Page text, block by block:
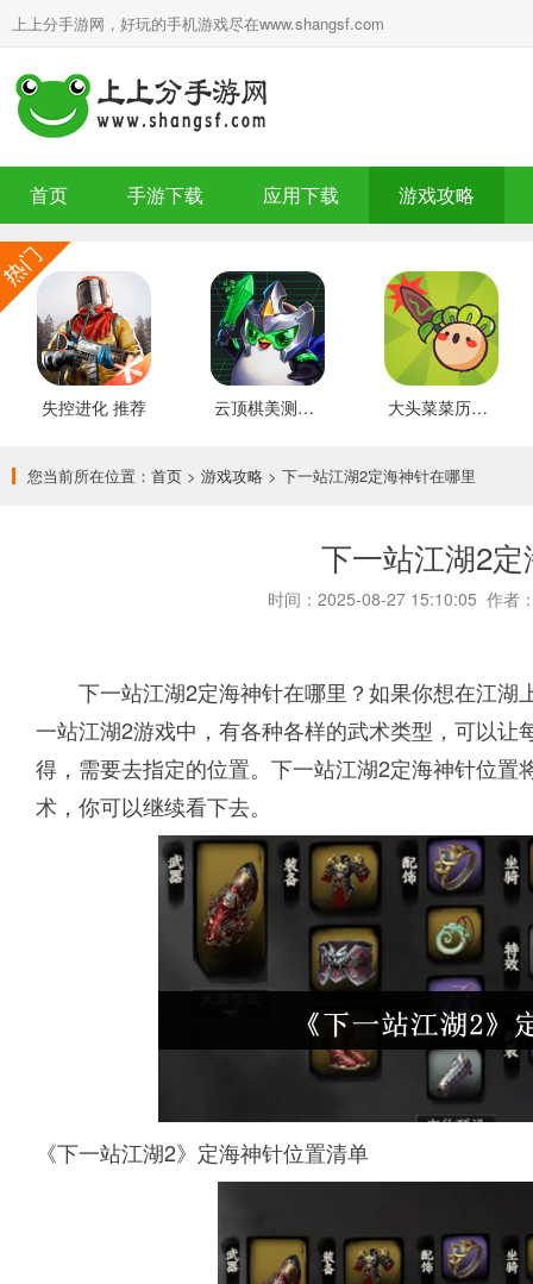
上上分手游网，好玩的手机游戏尽在www.shangsf.com
首页 手游下载 应用下载 游戏攻略
失控进化 推荐 云顶棋美测服 最新版 大头菜菜历险记 好玩的
您当前所在位置： 首页 > 游戏攻略 > 下一站江湖2定海神针在哪里
下一站江湖2
时间：2025-08-27 15:10:05 作者
下一站江湖2定海神针在哪里？如果你想在江
一站江湖2游戏中，有各种各样的武术类型，可以
得，需要去指定的位置。下一站江湖2定海神针位
术，你可以继续看下去。
《下一站江湖2》定海神针位置清单